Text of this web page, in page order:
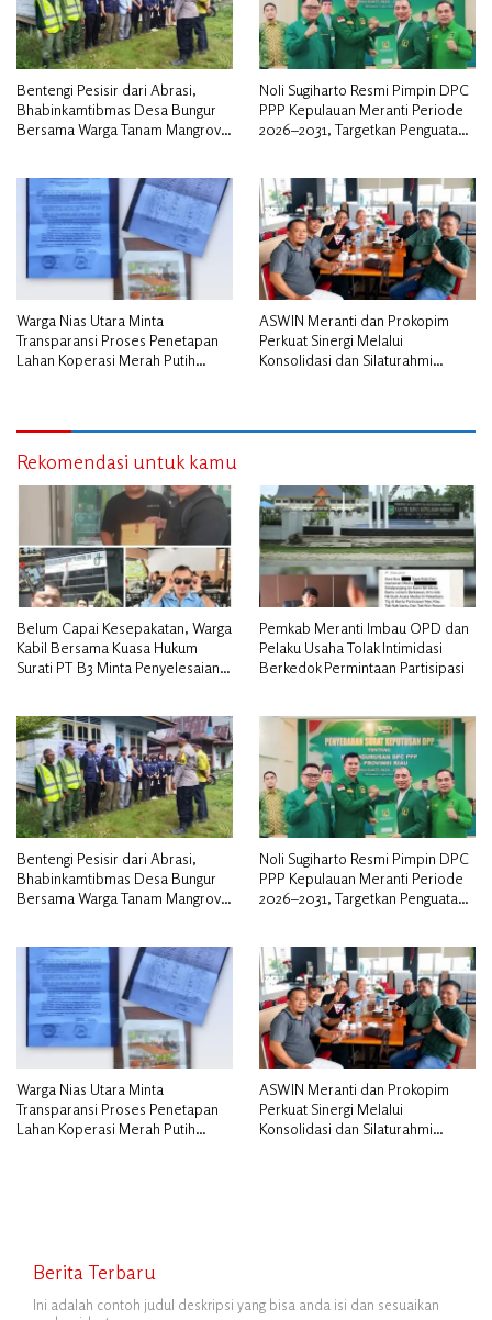
Bentengi Pesisir dari Abrasi,
Bhabinkamtibmas Desa Bungur
Bersama Warga Tanam Mangrove
Noli Sugiharto Resmi Pimpin DPC
PPP Kepulauan Meranti Periode
2026–2031, Targetkan Penguatan
Warga Nias Utara Minta
Transparansi Proses Penetapan
Lahan Koperasi Merah Putih
ASWIN Meranti dan Prokopim
Perkuat Sinergi Melalui
Konsolidasi dan Silaturahmi
Rekomendasi untuk kamu
Belum Capai Kesepakatan, Warga
Kabil Bersama Kuasa Hukum
Surati PT B3 Minta Penyelesaian
Pemkab Meranti Imbau OPD dan
Pelaku Usaha Tolak Intimidasi
Berkedok Permintaan Partisipasi
Bentengi Pesisir dari Abrasi,
Bhabinkamtibmas Desa Bungur
Bersama Warga Tanam Mangrove
Noli Sugiharto Resmi Pimpin DPC
PPP Kepulauan Meranti Periode
2026–2031, Targetkan Penguatan
Warga Nias Utara Minta
Transparansi Proses Penetapan
Lahan Koperasi Merah Putih
ASWIN Meranti dan Prokopim
Perkuat Sinergi Melalui
Konsolidasi dan Silaturahmi
Berita Terbaru
Ini adalah contoh judul deskripsi yang bisa anda isi dan sesuaikan